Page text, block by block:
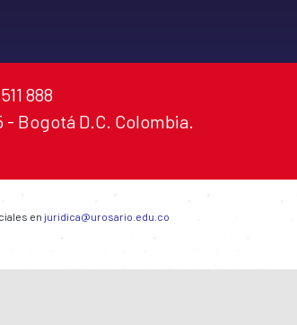
888
- Bogotá D.C. Colombia.
en juridica@urosario.edu.co